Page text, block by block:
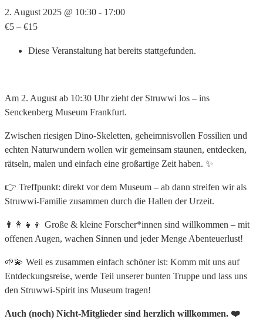
2. August 2025 @ 10:30 - 17:00
€5 – €15
Diese Veranstaltung hat bereits stattgefunden.
Am 2. August ab 10:30 Uhr zieht der Struwwi los – ins
Senckenberg Museum Frankfurt.
Zwischen riesigen Dino‑Skeletten, geheimnisvollen Fossilien und
echten Naturwundern wollen wir gemeinsam staunen, entdecken,
rätseln, malen und einfach eine großartige Zeit haben. ✨
👉 Treffpunkt: direkt vor dem Museum – ab dann streifen wir als
Struwwi‑Familie zusammen durch die Hallen der Urzeit.
👨‍👩‍👧‍👦 Große & kleine Forscher*innen sind willkommen – mit
offenen Augen, wachen Sinnen und jeder Menge Abenteuerlust!
🌱💫 Weil es zusammen einfach schöner ist: Komm mit uns auf
Entdeckungsreise, werde Teil unserer bunten Truppe und lass uns
den Struwwi‑Spirit ins Museum tragen!
Auch (noch) Nicht-Mitglieder sind herzlich willkommen. ❤️